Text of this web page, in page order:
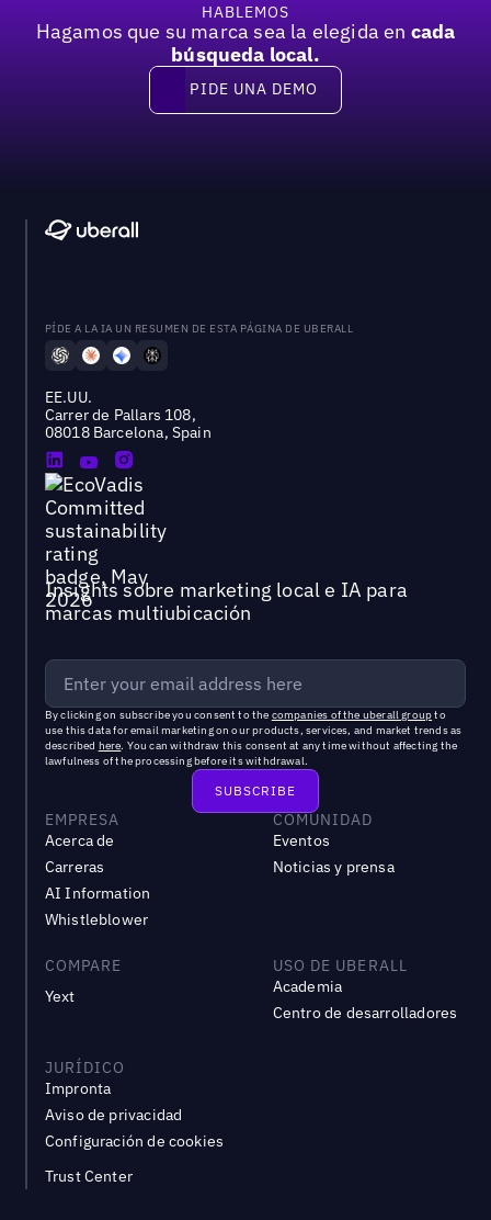
HABLEMOS
Hagamos que su marca sea la elegida en cada
búsqueda local.
Pide una demo
PIDE UNA DEMO
PÍDE A LA IA UN RESUMEN DE ESTA PÁGINA DE UBERALL
EE.UU.
Carrer de Pallars 108,
08018 Barcelona, Spain
Insights sobre marketing local e IA para
marcas multiubicación
By clicking on subscribe you consent to the companies of the uberall groupto
use this data for email marketing on our products, services, and market trends as
described here. You can withdraw this consent at any time without affecting the
lawfulness of the processing before its withdrawal.
EMPRESA
Acerca de
Carreras
AI Information
Whistleblower
COMUNIDAD
Eventos
Noticias y prensa
COMPARE
Yext
USO DE UBERALL
Academia
Centro de desarrolladores
JURÍDICO
Impronta
Aviso de privacidad
Configuración de cookies
Trust Center